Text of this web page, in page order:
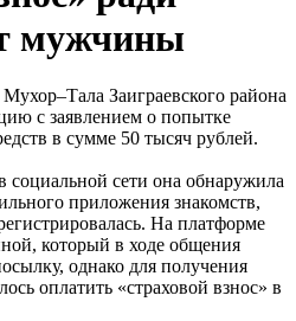
мужчины
Заиграевского района
с заявлением о попытке
в сумме 50 тысяч рублей.
социальной сети она обнаружила
приложения знакомств,
На платформе
который в ходе общения
однако для получения
оплатить «страховой взнос» в